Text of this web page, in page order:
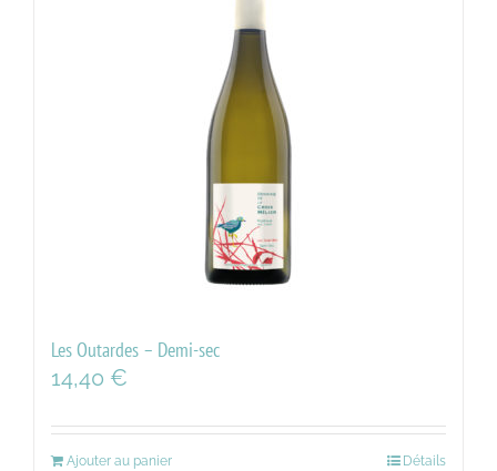
Les Outardes – Demi-sec
14,40 €
Ajouter au panier Détails